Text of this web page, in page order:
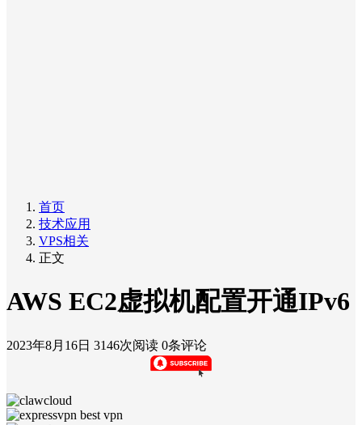
首页
技术应用
VPS相关
正文
AWS EC2虚拟机配置开通IPv6
2023年8月16日 3146次阅读 0条评论